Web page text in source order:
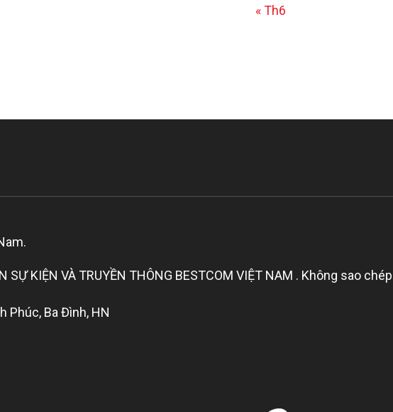
« Th6
SỰ KIỆN VÀ TRUYỀN THÔNG BESTCOM VIỆT NAM . Không sao
Phúc, Ba Đình, HN